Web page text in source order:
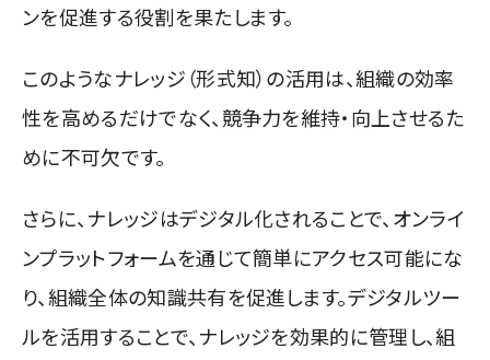
ンを促進する役割を果たします。
このようなナレッジ（形式知）の活用は、組織の効率
性を高めるだけでなく、競争力を維持・向上させるた
めに不可欠です。
さらに、ナレッジはデジタル化されることで、オンライ
ンプラットフォームを通じて簡単にアクセス可能にな
り、組織全体の知識共有を促進します。デジタルツー
ルを活用することで、ナレッジを効果的に管理し、組